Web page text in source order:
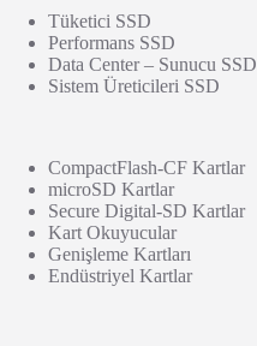
Tüketici SSD
Performans SSD
Data Center – Sunucu SSD
Sistem Üreticileri SSD
CompactFlash-CF Kartlar
microSD Kartlar
Secure Digital-SD Kartlar
Kart Okuyucular
Genişleme Kartları
Endüstriyel Kartlar